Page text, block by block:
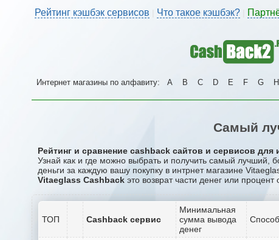
Рейтинг кэшбэк сервисов Что такое кэшбэк?
Интернет магазины по алфавиту: A B C D E F G H
Самый
Рейтинг и сравнение cashback сайтов и сервисов для
Узнай как и где можно выбрать и получить самый лучший,
деньги за каждую вашу покупку в интрнет магазине
Vitaeglass Cashback это возврат части денег или
ТОП Cashback сервис
Минимальная
сумма вывода
денег